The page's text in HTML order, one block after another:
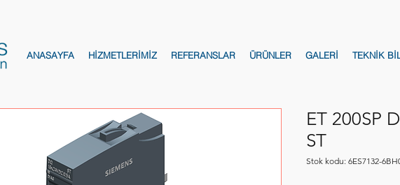
ANASAYFA HİZMETLERİMİZ REFERANSLAR ÜRÜNLER GALERİ TEKNİK
ET 200SP
ST
Stok kodu: 6ES7132-